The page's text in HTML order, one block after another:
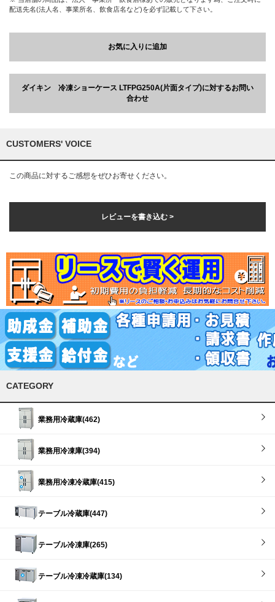
配送先名(法人名、事業所名、飲食店名など)を必ず記載して下さい。
お気に入りに追加
ダイキン 冷凍ショーケース LTFPG250A(片面タイプ)に対するお問い
合わせ
CUSTOMERS' VOICE
この商品に対するご感想をぜひお寄せください。
レビューを書き込む >
CATEGORY
業務用冷蔵庫(462)
業務用冷凍庫(394)
業務用冷凍冷蔵庫(415)
テーブル冷蔵庫(447)
テーブル冷凍庫(265)
テーブル冷凍冷蔵庫(134)